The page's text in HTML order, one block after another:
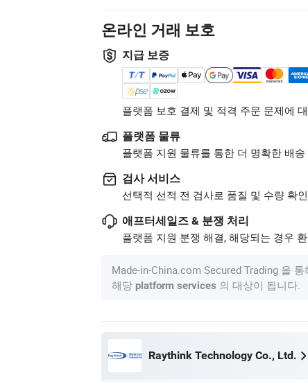
온라인 거래 보호
지급 보증
플랫폼 보호 결제 및 적격 주문 문제에
플랫폼 물류
플랫폼 지원 물류를 통한 더 명확한 배송
검사 서비스
선택적 선적 전 검사로 품질 및 수량 확인
애프터세일즈 & 분쟁 처리
플랫폼 지원 분쟁 해결, 해당되는 경우
Made-in-China.com Secured Trading 을
해당 platform services 의 대상이 됩니다.
Raythink Technology Co., Ltd.